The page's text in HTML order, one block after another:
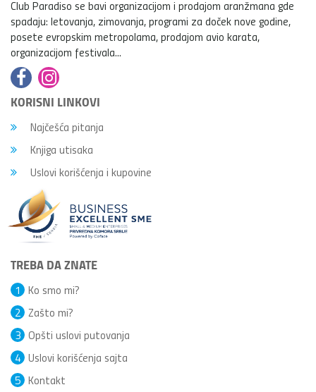
Club Paradiso se bavi organizacijom i prodajom aranžmana gde
spadaju: letovanja, zimovanja, programi za doček nove godine,
posete evropskim metropolama, prodajom avio karata,
organizacijom festivala...
KORISNI LINKOVI
Najčešća pitanja
Knjiga utisaka
Uslovi korišćenja i kupovine
TREBA DA ZNATE
Ko smo mi?
1
Zašto mi?
2
Opšti uslovi putovanja
3
Uslovi korišćenja sajta
4
Kontakt
5